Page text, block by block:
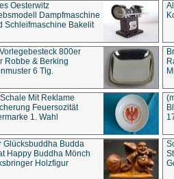
Oesterwitz
Dampfmaschine
Schleifmaschine Bakelit
800er
Robbe & Berking
6 Tlg.
Mit Reklame
Feuersozität
1. Wahl
Glücksbuddha Budda
Happy Buddha Mönch
Holzfigur